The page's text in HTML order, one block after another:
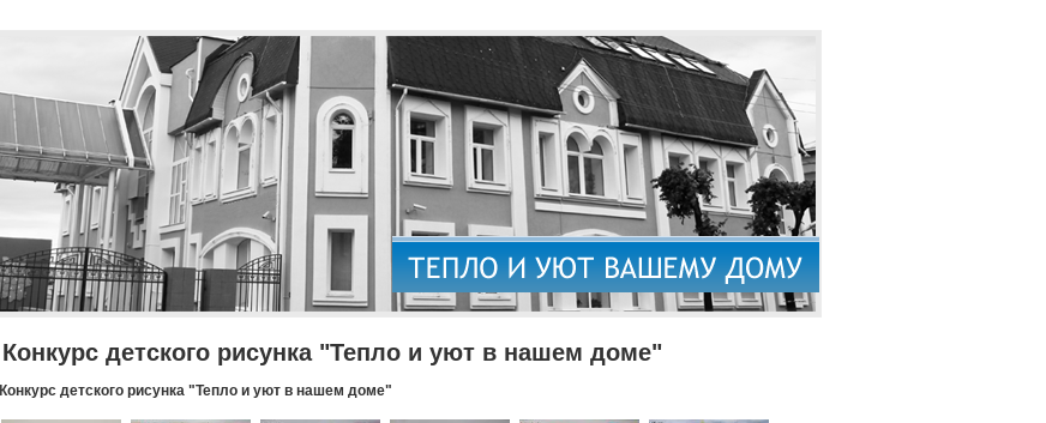
Конкурс детского рисунка "Тепло и уют в нашем доме"
Конкурс детского рисунка "Тепло и уют в нашем доме"